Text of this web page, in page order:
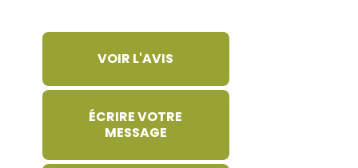
VOIR L'AVIS
ÉCRIRE VOTRE
MESSAGE